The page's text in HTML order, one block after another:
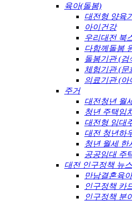
육아(돌봄)
대전형 양육
아이건강
우리대전 북
다함께돌봄
돌봄기관 (검
체험기관 (문
의료기관 (아
주거
대전청년 월
청년 주택임
대전형 임대
대전 청년하
청년 월세 한
공공임대 주
대전 인구정책 뉴스
만남결혼육
인구정책 카
인구정책 분